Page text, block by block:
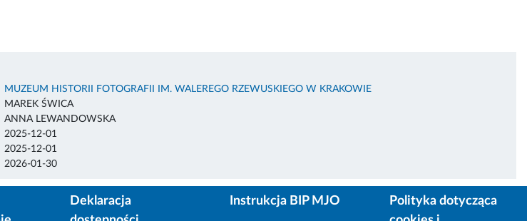
MUZEUM HISTORII FOTOGRAFII IM. WALEREGO RZEWUSKIEGO W KRAKOWIE
MAREK ŚWICA
ANNA LEWANDOWSKA
2025-12-01
2025-12-01
2026-01-30
Deklaracja
Instrukcja BIP MJO
Polityka dotycząca